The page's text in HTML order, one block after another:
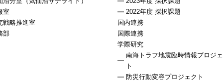
室
戦略推進室
部
2022年度 採択課題
国内連携
国際連携
学際研究
南海トラフ地震臨時情報プロジ
ト
防災行動変容プロジェクト